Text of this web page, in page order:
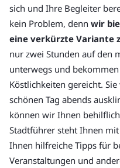
sich und Ihre Begleiter
kein Problem, denn wir
eine verkürzte Variante
nur zwei Stunden auf den
unterwegs und
Köstlichkeiten gereicht.
schönen Tag abends
können wir Ihnen
Stadtführer steht Ihnen
Ihnen hilfreiche Tipps für
Veranstaltungen und